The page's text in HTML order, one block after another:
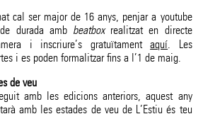
cal ser major de 16 anys, penjar a youtube
durada amb beatboxrealitzat en directe
i inscriure’s gratuïtamentaquí. Les
i es poden formalitzar fins a l’1 de maig.
de veu
amb les edicions anteriors, aquest any
amb les estades de veu de L’Estiu és teu